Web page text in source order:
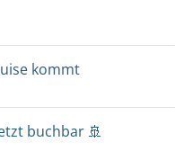
kommt
buchbar 🚢